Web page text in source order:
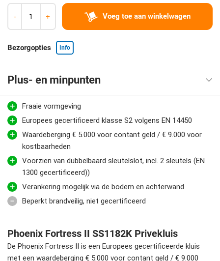
- + Voeg toe aan winkelwagen
Bezorgopties Info
Phoenix Fortress II SS1182K Privekluis
De Phoenix Fortress II is een Europees gecertificeerde kluis
met een waardeberging € 5.000 voor contant geld / € 9.000
Plus- en minpunten
Fraaie vormgeving
Europees gecertificeerd klasse S2 volgens EN 14450
Waardeberging € 5.000 voor contant geld / € 9.000 voor
kostbaarheden
Voorzien van dubbelbaard sleutelslot, incl. 2 sleutels (EN
1300 gecertificeerd))
Verankering mogelijk via de bodem en achterwand
Beperkt brandveilig, niet gecertificeerd